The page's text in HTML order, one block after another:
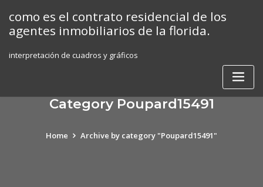
content
como es el contrato residencial de los
agentes inmobiliarios de la florida.
interpretación de cuadros y gráficos
Category Poupard15491
Home Archive by category "Poupard15491"